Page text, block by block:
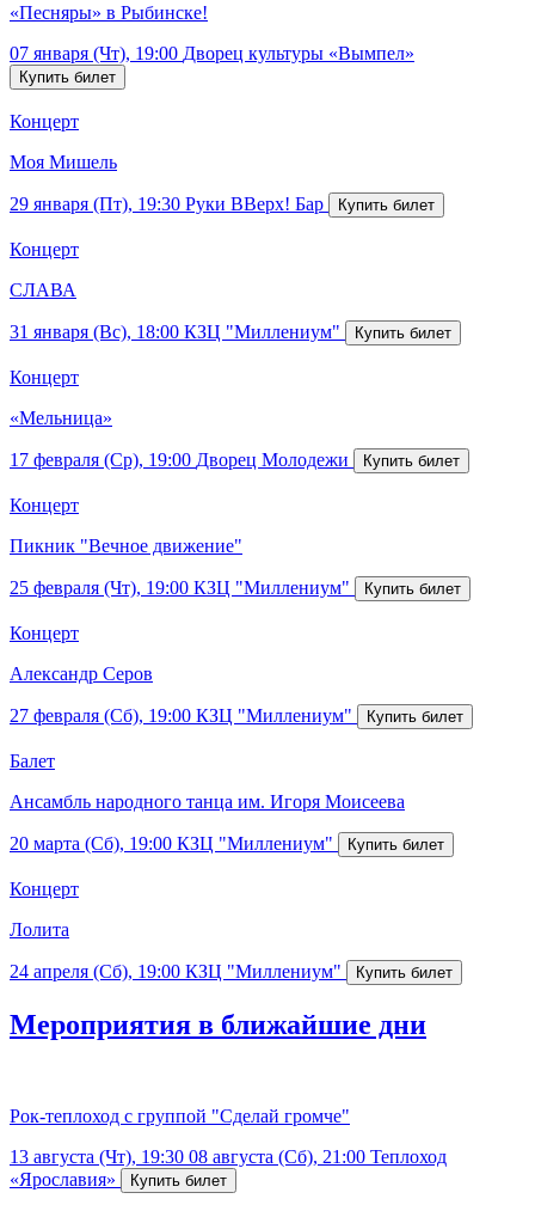
«Песняры» в Рыбинске!
07 января (Чт), 19:00 Дворец культуры «Вымпел»
Концерт
Моя Мишель
29 января (Пт), 19:30 Руки ВВерх! Бар
Концерт
СЛАВА
31 января (Вс), 18:00 КЗЦ "Миллениум"
Концерт
«Мельница»
17 февраля (Ср), 19:00 Дворец Молодежи
Концерт
Пикник "Вечное движение"
25 февраля (Чт), 19:00 КЗЦ "Миллениум"
Концерт
Александр Серов
27 февраля (Сб), 19:00 КЗЦ "Миллениум"
Балет
Ансамбль народного танца им. Игоря Моисеева
20 марта (Сб), 19:00 КЗЦ "Миллениум"
Концерт
Лолита
24 апреля (Сб), 19:00 КЗЦ "Миллениум"
Мероприятия в ближайшие дни
Рок-теплоход с группой "Сделай громче"
13 августа (Чт), 19:30 08 августа (Сб), 21:00 Теплоход
«Ярославия»